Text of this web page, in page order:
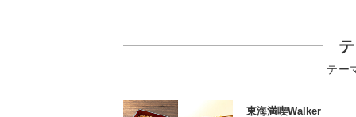
テー
東海満喫Walker